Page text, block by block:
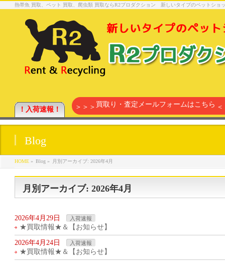
熱帯魚 買取、ペット 買取、爬虫類 買取ならR2プロダクション 新しいタイプのペットシ
！入荷速報！ ＞＞＞ 買取り・査定メールフォームはこちら
Blog
HOME» Blog » 月別アーカイブ: 2026年4月
月別アーカイブ: 2026年4月
2026年4月29日 入荷速報
★買取情報★＆【お知らせ】
2026年4月24日 入荷速報
★買取情報★＆【お知らせ】